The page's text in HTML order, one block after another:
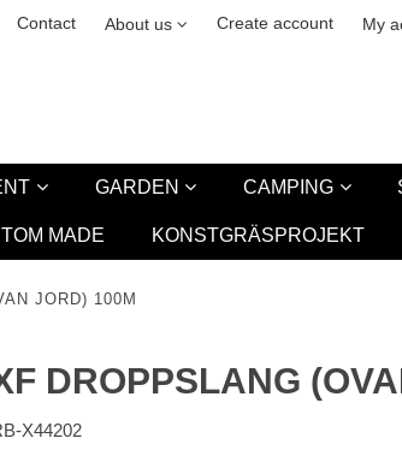
Contact About us Create account My
GARDEN CAMPING
MADE KONSTGRÄSPROJEKT
JORD) 100M
DROPPSLANG
X44202